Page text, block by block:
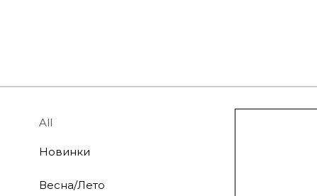
Воспользуйтесь удобными фильтрами
All
Новинки
Весна/Лето